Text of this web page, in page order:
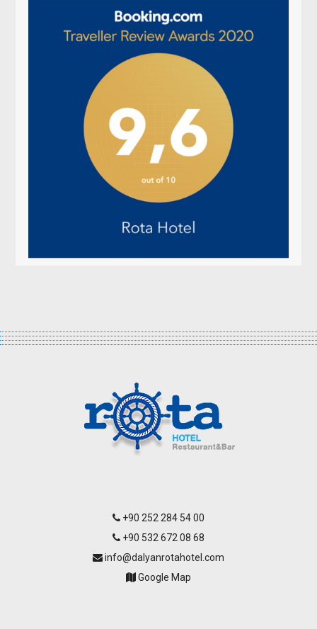
+90 252 284 54 00
+90 532 672 08 68
info@dalyanrotahotel.com
Google Map